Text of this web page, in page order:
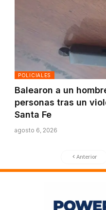
POLICIALES
Balearon a un
personas tras un
Santa Fe
agosto 6, 2026
Anterior